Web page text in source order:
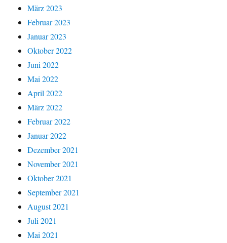
März 2023
Februar 2023
Januar 2023
Oktober 2022
Juni 2022
Mai 2022
April 2022
März 2022
Februar 2022
Januar 2022
Dezember 2021
November 2021
Oktober 2021
September 2021
August 2021
Juli 2021
Mai 2021